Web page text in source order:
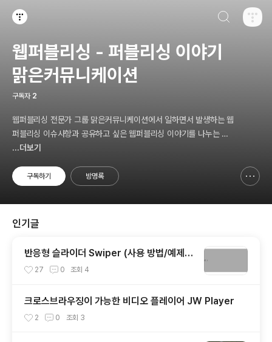
웹퍼블리싱 - 퍼블리싱 이야기
맑은커뮤니케이션
구독자 2
웹퍼블리싱 전문가 그룹 맑은커뮤니케이션에서 일하면서 발생하는 웹
퍼블리싱 이슈사항과 공유하고 싶은 웹퍼블리싱 이야기를 나누는 블
로그 입니다.
...더보기
구독하기 방명록
인기글
반응형 슬라이더 Swiper (사용 방법/예제)
웹퍼블리싱
27 0 조회 4
크로스브라우징이 가능한 비디오 플레이어 JW Player
2 0 조회 3